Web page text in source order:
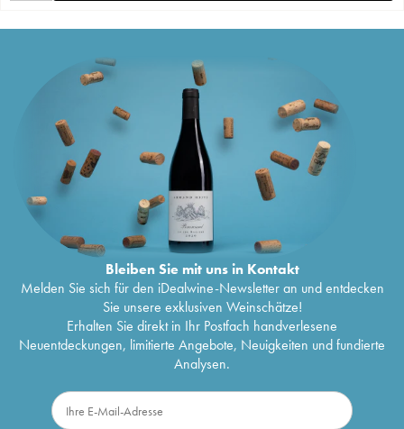
Bleiben Sie mit uns in Kontakt
Melden Sie sich für den iDealwine-Newsletter an und entdecken
Sie unsere exklusiven Weinschätze!
Erhalten Sie direkt in Ihr Postfach handverlesene
Neuentdeckungen, limitierte Angebote, Neuigkeiten und fundierte
Analysen.